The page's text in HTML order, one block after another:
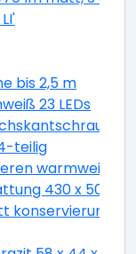
bis 2,5 m
23 LEDs
teilig
warmweiß
430 x 500